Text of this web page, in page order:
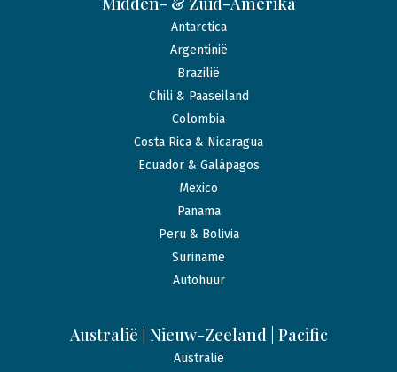
Antarctica
Argentinië
Brazilië
Chili & Paaseiland
Colombia
Costa Rica & Nicaragua
Ecuador & Galápagos
Mexico
Panama
Peru & Bolivia
Suriname
Autohuur
Australië | Nieuw-Zeeland | Pacific
Australië